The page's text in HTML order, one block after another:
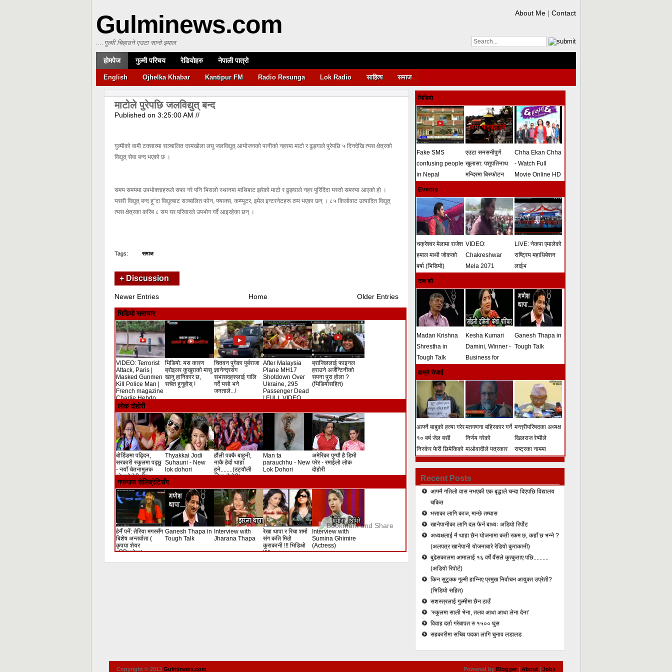
Gulminews.com
....गुल्मी चिहाउने एउटा सानो झ्याल
About Me | Contact
होमपेज गुल्मी परिचय रेडियोहरु नेपाली पात्रो
English Ojhelka Khabar Kantipur FM Radio Resunga Lok Radio साहित्य समाज
माटोले पुरेपछि जलविद्युत् बन्द
Published on 3:25:00 AM //
गुल्मीको वामी टक्सारमा सञ्चालित दरमखोला लघु जलविद्युत् आयोजनको पानीको नहरमा माटो र ढुङ्गाले पुरेपछि ५ दिनदेखि त्यस क्षेत्रको
विद्युत् सेवा बन्द भएको छ ।
समय समयमा उपभोक्ताहरूले सफा गरे पनि भिरालो स्थानमा माथिबाट झरेको माटो र ढुङ्घाले नहर पुरिदिंदा यस्तो समस्या आएको हो ।
यसरी विद्युत् बन्द हु“दा विद्युत्बाट सञ्चालित फोन, फ्याक्स, कम्प्युटर, इमेल इन्टरनेटहरू ठप्प भएका छन् । ८५ किलोवाट उत्पादित विद्युत्
त्यस क्षेत्रका करिब ८ सय घर परिवारले उपभोग गर्दै आइरहेका छन् ।
Tags: समाज
+ Discussion
Newer Entries Older Entries
Home
भिडियो समाचार
VIDEO: Terrorist
Attack, Paris |
Masked Gunmen
Kill Police Man |
French magazine
Charlie Hebdo
Shooting
भिडियो: यस कारण
ब्रोइलर कुखुराको मासु
खानु हानिकार छ,
सचेत हुनुहोस् !
चितवन पुगेका पुर्बराजा
ज्ञानेन्द्रसंग
सभासदहरुलाई गालि
गर्देे यसो भने
जनताले...!
After Malaysia
Plane MH17
Shotdown Over
Ukraine, 295
Passenger Dead
! FULL VIDEO
ब्राजिललाई फाइनल
हराउने अर्जेन्टिनीको
सपना पुरा होला ?
(भिडियोसहित)
लोक दोहोरी
बोर्डिङमा पढ्दिन,
सरकारी स्कुलमा पढ्छु
- नयाँ चेतनामुलक
लोकदोहोरी गीत
Thyakkai Jodi
Suhauni - New
lok dohori
हौंली पक्कै बाहुनी,
नाकै हेर्दा थाहा
हुने........(ठट्यौली
लोक दोहोरी)
Man ta
parauchhu - New
Lok Dohori
अमेरिका पुग्यौ है डिभी
परेर - रमाईलो लोक
दोहोरी
गफगाफ सेलिब्रेटिसँग
हेर्नै पर्ने: तेरिया मगरसँग
बिशेष अन्तर्वाता (
कृपया शेयर
गरिदिनुहोला)
Ganesh Thapa in
Tough Talk
Interview with
Jharana Thapa
रेखा थापा र रिचा शर्मा
संग कति मिठो
कुराकानी !!! भिडिओ
!!!!!
Interview with
Sumina Ghimire
(Actress)
भिडियो
Fake SMS
confusing people
in Nepal
एउटा सनसनीपुर्ण
खुलासा: पशुपतिनाथ
मन्दिरमा बिस्फोटन
(भिडियो)
Chha Ekan Chha
- Watch Full
Movie Online HD
Events
चक्रेश्वर मेलामा राजेश
हमाल माथी जोकको
बर्षा (भिडियो)
VIDEO:
Chakreshwar
Mela 2071
LIVE: नेकपा एमालेको
राष्ट्रिय महाधिबेशन
लाईभ
टक शो
Madan Krishna
Shrestha in
Tough Talk
Kesha Kumari
Damini, Winner -
Business for
Tough Talk
Ganesh Thapa in
Tough Talk
हाम्रो रोजाई
आफ्नै बाबुको हत्या गरेर
१० बर्ष जेल बसी
निस्केर फेरी छिमेकिको
मतगणना बहिस्कार गर्ने
निर्णय गरेको
माओवादीले पत्रकार
मन्त्रीपरिषदका अध्यक्ष
खिलराज रेग्मीले
राष्ट्रका नाममा
Recent Posts
आफ्नै गतिलो वास नभएकी एक बृद्धाले चन्दा दिएपछि विद्यालय
चकित
भत्ताका लागि काज, मान्छे तम्घास
खानेपानीका लागि दल फेर्न बाध्यः अडियो रिर्पोट
अध्यक्षलाई नै थाहा छैन योजनामा कती रकम छ, कहाँ छ भन्ने ?
(अलपत्र खानेपानी योजनाबारे रेडियो कुराकानी)
बुढेसकालमा आमालाई १६ वर्षे वैंसले कुत्कुताए पछि..........
(अडियो रिपोर्ट)
किन सुटुक्क गुल्मी हान्निए प्रमुख निर्वाचन आयुक्त उप्रेती?
(भिडियो सहित)
सशस्त्रलाई गुल्मीमा छैन ठाउँ
‘स्कुलमा साली भेना, तलव आधा आधा लेना देना’
विवाह दर्ता गरेबापत रु १५०० घुस
सहकारीमा सचिव पदका लागि चुनाव लडालड
Copyright © 2013 Gulminews.com Powered by Blogger | About | Jobs